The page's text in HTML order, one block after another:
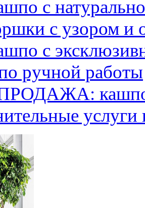
с
с узором и
с
ручной работы
кашпо
услуги